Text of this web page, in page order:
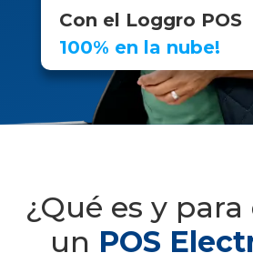
Con el Loggro POS
100% en la nube!
¿Qué es y
un POS